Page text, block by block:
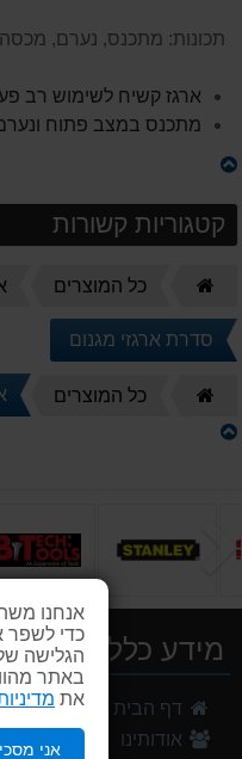
אנחנו
כדי לשפר
הגלישה
באתר
את
אני
תכונות: מתכנס, נערם,
ארגז קשיח לשימוש רב
מתכנס במצב פתוח
קטגוריות קשורות
כל המוצרים
סדרת ארגזי מגנום
כל המוצרים
הקודם
מידע כללי
דף הבית
אודותינו